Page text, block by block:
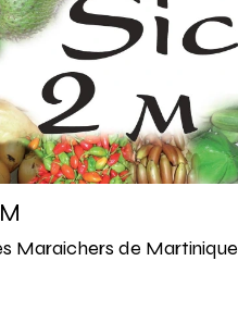
Maraichers de Martinique